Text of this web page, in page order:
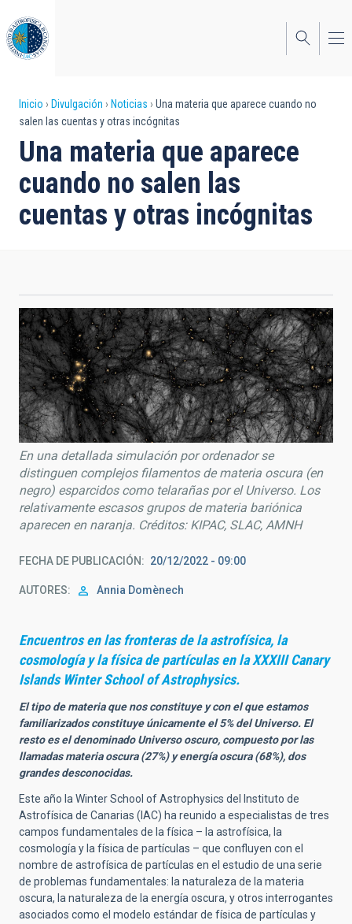
al
contenido
principal
Sobrescribir
enlaces
de
ayuda
a
Inicio Divulgación Noticias
Una materia que aparece cuando no
salen las cuentas y otras incógnitas
Una materia que aparece
cuando no salen las
cuentas y otras incógnitas
En una detallada simulación por ordenador se
distinguen complejos filamentos de materia oscura (en
negro) esparcidos como telarañas por el Universo. Los
relativamente escasos grupos de materia bariónica
aparecen en naranja. Créditos: KIPAC, SLAC, AMNH
FECHA DE PUBLICACIÓN 20/12/2022 - 09:00
AUTORES Annia Domènech
Encuentros en las fronteras de la astrofísica, la
cosmología y la física de partículas en la XXXIII Canary
Islands Winter School of Astrophysics.
El tipo de materia que nos constituye y con el que estamos
familiarizados constituye únicamente el 5% del Universo. El
resto es el denominado Universo oscuro, compuesto por las
llamadas materia oscura (27%) y energía oscura (68%), dos
grandes desconocidas.
Este año la Winter School of Astrophysics del Instituto de
Astrofísica de Canarias (IAC) ha reunido a especialistas de tres
campos fundamentales de la física – la astrofísica, la
cosmología y la física de partículas – que confluyen con el
nombre de astrofísica de partículas en el estudio de una serie
de problemas fundamentales: la naturaleza de la materia
oscura, la naturaleza de la energía oscura, y otros interrogantes
asociados como el modelo estándar de física de partículas y